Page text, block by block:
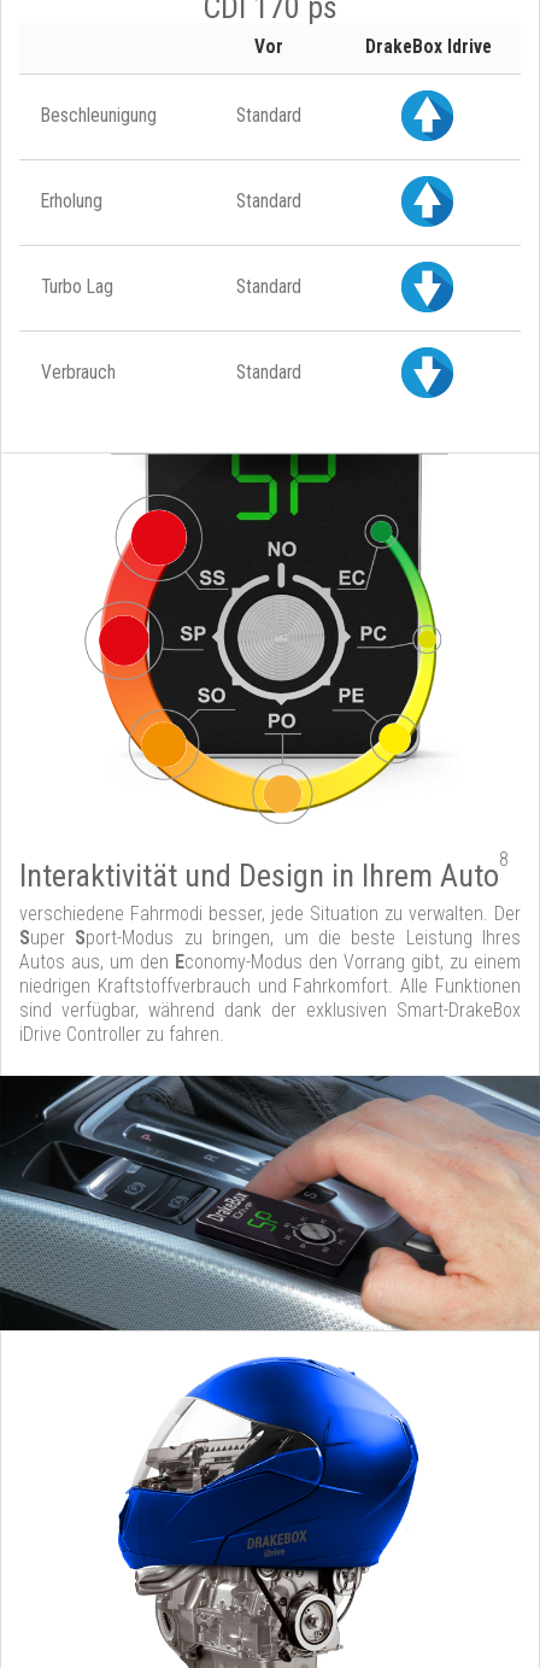
Vor DrakeBox Idrive
Beschleunigung Standard
Erholung Standard
Turbo Lag Standard
Verbrauch Standard
Interaktivität und Design in Ihrem Auto8
verschiedene Fahrmodi besser, jede Situation zu verwalten. Der
Super Sport-Modus zu bringen, um die beste Leistung Ihres
Autos aus, um den Economy-Modus den Vorrang gibt, zu einem
niedrigen Kraftstoffverbrauch und Fahrkomfort. Alle Funktionen
sind verfügbar, während dank der exklusiven Smart-DrakeBox
iDrive Controller zu fahren.